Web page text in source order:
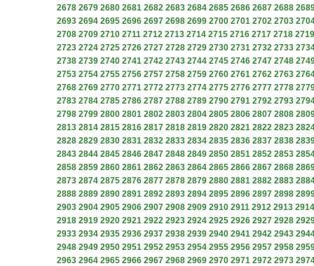
2678 2679 2680 2681 2682 2683 2684 2685 2686 2687 2688
2693 2694 2695 2696 2697 2698 2699 2700 2701 2702 2703
2708 2709 2710 2711 2712 2713 2714 2715 2716 2717 2718 2719
2723 2724 2725 2726 2727 2728 2729 2730 2731 2732 2733
2738 2739 2740 2741 2742 2743 2744 2745 2746 2747 2748
2753 2754 2755 2756 2757 2758 2759 2760 2761 2762 2763
2768 2769 2770 2771 2772 2773 2774 2775 2776 2777 2778
2783 2784 2785 2786 2787 2788 2789 2790 2791 2792 2793
2798 2799 2800 2801 2802 2803 2804 2805 2806 2807 2808
2813 2814 2815 2816 2817 2818 2819 2820 2821 2822 2823
2828 2829 2830 2831 2832 2833 2834 2835 2836 2837 2838
2843 2844 2845 2846 2847 2848 2849 2850 2851 2852 2853
2858 2859 2860 2861 2862 2863 2864 2865 2866 2867 2868
2873 2874 2875 2876 2877 2878 2879 2880 2881 2882 2883
2888 2889 2890 2891 2892 2893 2894 2895 2896 2897 2898
2903 2904 2905 2906 2907 2908 2909 2910 2911 2912 2913 2914
2918 2919 2920 2921 2922 2923 2924 2925 2926 2927 2928
2933 2934 2935 2936 2937 2938 2939 2940 2941 2942 2943
2948 2949 2950 2951 2952 2953 2954 2955 2956 2957 2958
2963 2964 2965 2966 2967 2968 2969 2970 2971 2972 2973